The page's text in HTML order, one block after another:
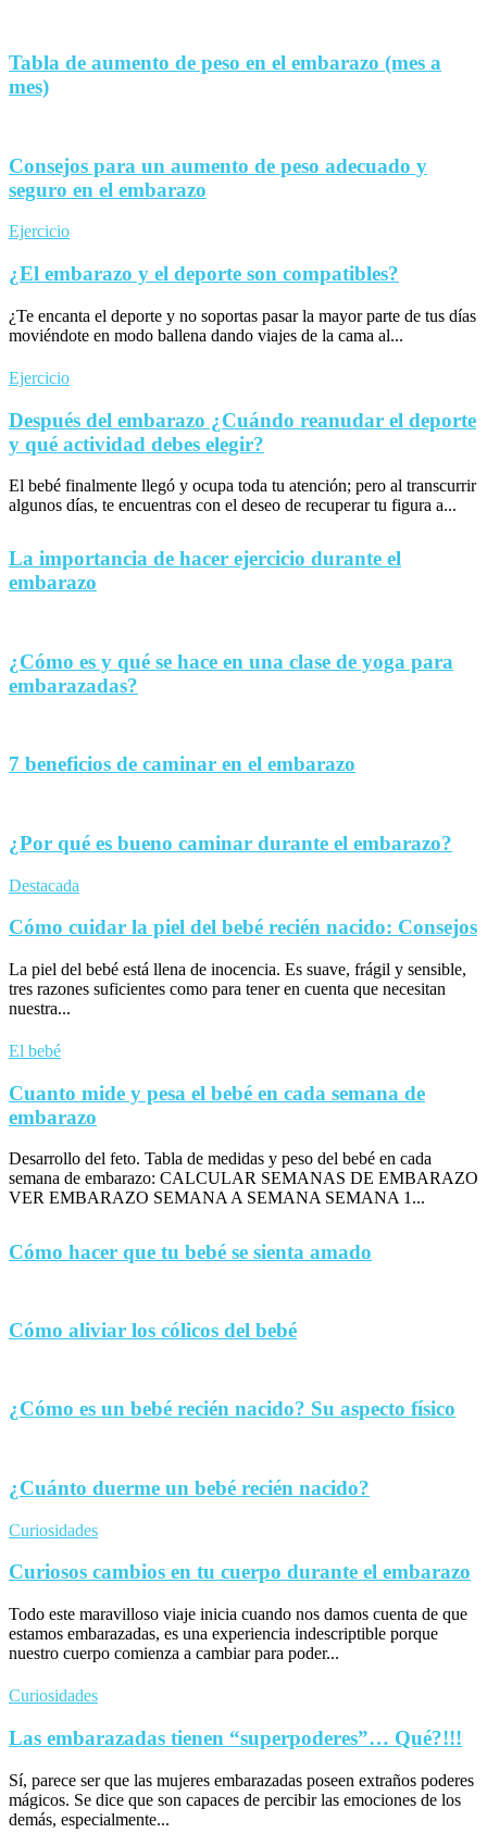
Tabla de aumento de peso en el embarazo (mes a
mes)
Consejos para un aumento de peso adecuado y
seguro en el embarazo
Ejercicio
¿El embarazo y el deporte son compatibles?
¿Te encanta el deporte y no soportas pasar la mayor parte de tus días
moviéndote en modo ballena dando viajes de la cama al...
Ejercicio
Después del embarazo ¿Cuándo reanudar el deporte
y qué actividad debes elegir?
El bebé finalmente llegó y ocupa toda tu atención; pero al transcurrir
algunos días, te encuentras con el deseo de recuperar tu figura a...
La importancia de hacer ejercicio durante el
embarazo
¿Cómo es y qué se hace en una clase de yoga para
embarazadas?
7 beneficios de caminar en el embarazo
¿Por qué es bueno caminar durante el embarazo?
Destacada
Cómo cuidar la piel del bebé recién nacido: Consejos
La piel del bebé está llena de inocencia. Es suave, frágil y sensible,
tres razones suficientes como para tener en cuenta que necesitan
nuestra...
El bebé
Cuanto mide y pesa el bebé en cada semana de
embarazo
Desarrollo del feto. Tabla de medidas y peso del bebé en cada
semana de embarazo: CALCULAR SEMANAS DE EMBARAZO
VER EMBARAZO SEMANA A SEMANA SEMANA 1...
Cómo hacer que tu bebé se sienta amado
Cómo aliviar los cólicos del bebé
¿Cómo es un bebé recién nacido? Su aspecto físico
¿Cuánto duerme un bebé recién nacido?
Curiosidades
Curiosos cambios en tu cuerpo durante el embarazo
Todo este maravilloso viaje inicia cuando nos damos cuenta de que
estamos embarazadas, es una experiencia indescriptible porque
nuestro cuerpo comienza a cambiar para poder...
Curiosidades
Las embarazadas tienen “superpoderes”… Qué?!!!
Sí, parece ser que las mujeres embarazadas poseen extraños poderes
mágicos. Se dice que son capaces de percibir las emociones de los
demás, especialmente...